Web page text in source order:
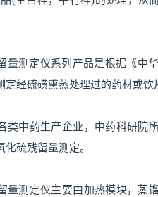
量测定仪系列产品是根据《中
定经硫磺熏蒸处理过的药材或饮
类中药生产企业，中药科研院
硫残留量测定。
量测定仪主要由加热模块，蒸